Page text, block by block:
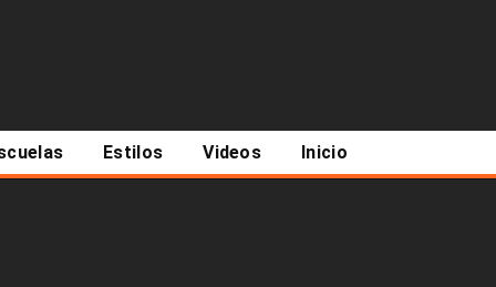
Estilos Videos Inicio